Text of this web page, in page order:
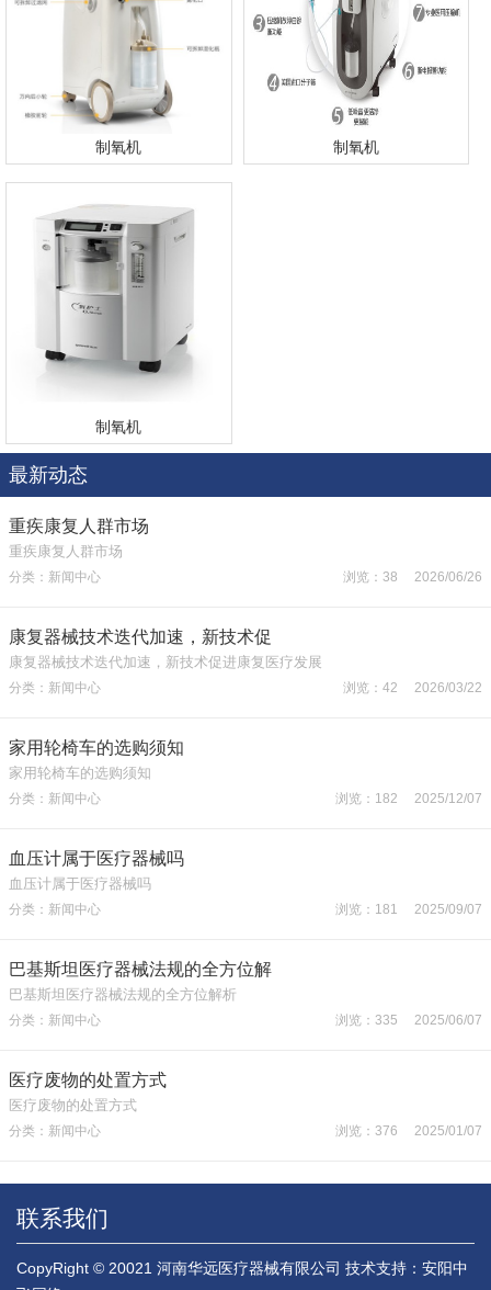
制氧机 制氧机
制氧机
最新动态
重疾康复人群市场
重疾康复人群市场
分类：新闻中心 浏览：38 2026/06/26
康复器械技术迭代加速，新技术促
康复器械技术迭代加速，新技术促进康复医疗发展
分类：新闻中心 浏览：42 2026/03/22
家用轮椅车的选购须知
家用轮椅车的选购须知
分类：新闻中心 浏览：182 2025/12/07
血压计属于医疗器械吗
血压计属于医疗器械吗
分类：新闻中心 浏览：181 2025/09/07
巴基斯坦医疗器械法规的全方位解
巴基斯坦医疗器械法规的全方位解析
分类：新闻中心 浏览：335 2025/06/07
医疗废物的处置方式
医疗废物的处置方式
分类：新闻中心 浏览：376 2025/01/07
联系我们
CopyRight © 20021 河南华远医疗器械有限公司 技术支持：安阳中